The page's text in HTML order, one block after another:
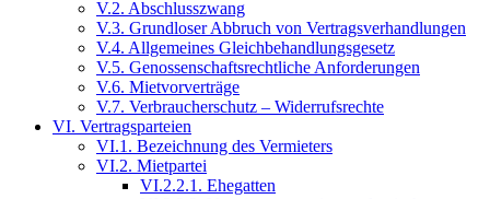
V.2. Abschlusszwang
V.3. Grundloser Abbruch von Vertragsverhandlungen
V.4. Allgemeines Gleichbehandlungsgesetz
V.5. Genossenschaftsrechtliche Anforderungen
V.6. Mietvorverträge
V.7. Verbraucherschutz – Widerrufsrechte
VI. Vertragsparteien
VI.1. Bezeichnung des Vermieters
VI.2. Mietpartei
VI.2.2.1. Ehegatten